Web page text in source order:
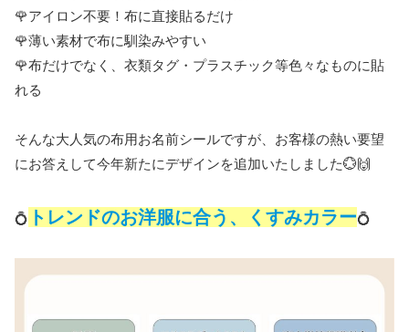
🌹アイロン不要！布に直接貼るだけ
🌹薄い素材で布に馴染みやすい
🌹布だけでなく、衣類タグ・プラスチック等色々なものに貼
れる
そんな大人気の布用お名前シールですが、お客様の熱い要望
にお答えして今年新たにデザインを追加いたしました💮🙌
💍 トレンドのお洋服に合う、くすみカラー💍